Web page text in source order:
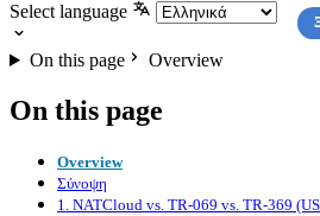
Select language
On this page Overview
On this page
Overview
Σύνοψη
1. NATCloud vs. TR-069 vs. TR-369